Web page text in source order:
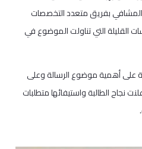
المشافي بفريق متعدد التخصصات
القليلة التي تناولت الموضوع في
على أهمية موضوع الرسالة وعلى
نجاح الطالبة واستيفائها متطلبات